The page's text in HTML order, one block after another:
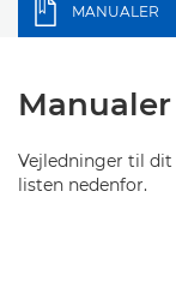
MANUALER
Manualer
Vejledninger til
listen nedenfor.